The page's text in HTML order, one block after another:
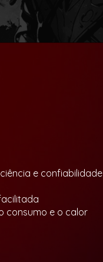
e confiabilidade
consumo e o calor